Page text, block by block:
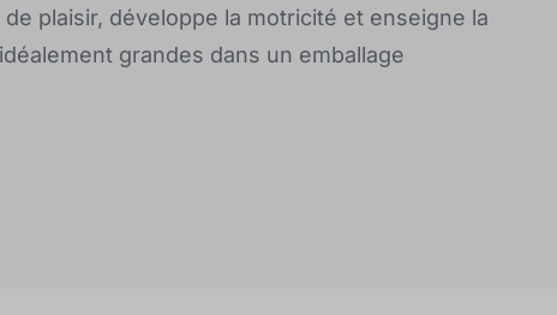
plaisir, développe la motricité et enseigne la
grandes dans un emballage